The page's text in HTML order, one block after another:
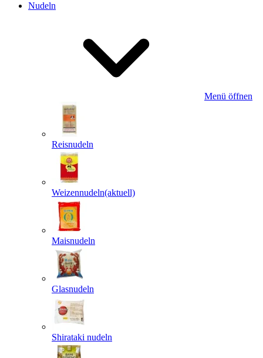
Nudeln
Menü öffnen
Reisnudeln
Weizennudeln(aktuell)
Maisnudeln
Glasnudeln
Shirataki nudeln